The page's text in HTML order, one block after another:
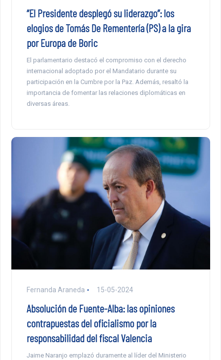
“El Presidente desplegó su liderazgo”: los
elogios de Tomás De Rementería (PS) a la gira
por Europa de Boric
El parlamentario destacó el compromiso con el derecho
internacional adoptado por el Mandatario durante su
participación en la Cumbre por la Paz. Además, resaltó la
importancia de fomentar las relaciones diplomáticas en
diversas áreas.
Fernanda Araneda 15-05-2024
Absolución de Fuente-Alba: las opiniones
contrapuestas del oficialismo por la
responsabilidad del fiscal Valencia
Jaime Naranjo emplazó duramente al líder del Ministerio